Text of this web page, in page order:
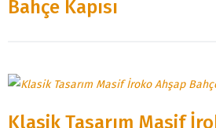
Bahçe Kapısı
Klasik Tasarım Masif